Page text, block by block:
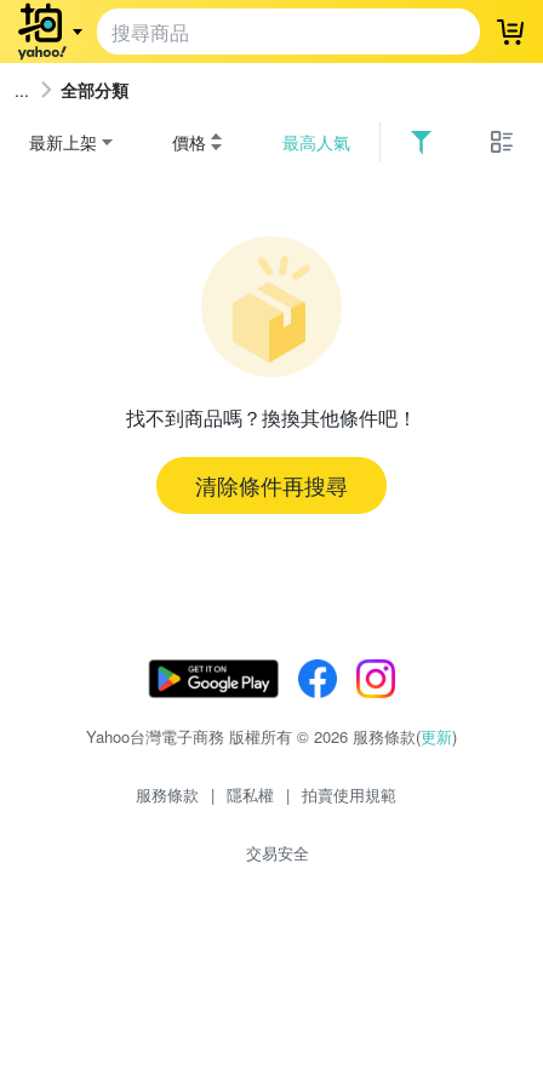
登
全部分類
最新上架 價格 最高人氣
找不到商品嗎？換換其他條件吧！
清除條件再搜尋
Yahoo台灣電子商務 版權所有 © 2026 服務條款(更新)
服務條款 | 隱私權 | 拍賣使用規範
交易安全